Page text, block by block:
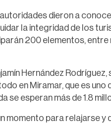
dieron a
la integridad de los
200 elementos,
Hernández Rodríguez,
en Miramar, que es uno
se esperan más de 1.8
momento para relajarse